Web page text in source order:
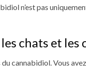
n’est pas
chats et les
cannabidiol. Vous